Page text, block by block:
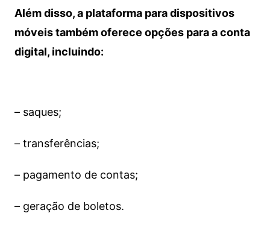
Além disso, a plataforma para dispositivos
móveis também oferece opções para a conta
digital, incluindo:
– saques;
– transferências;
– pagamento de contas;
– geração de boletos.